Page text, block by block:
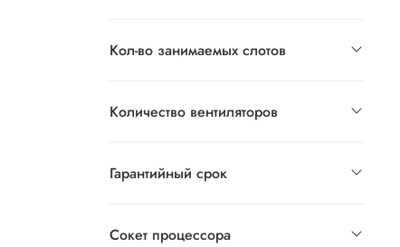
Кол-во занимаемых слотов
Количество вентиляторов
Гарантийный срок
Сокет процессора